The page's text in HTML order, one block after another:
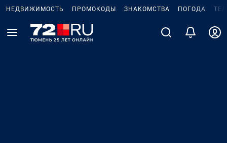
НЕДВИЖИМОСТЬ ПРОМОКОДЫ ЗНАКОМСТВА ПОГОДА